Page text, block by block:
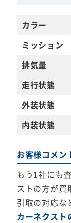
カラー
ミッション
排気量
走行状態
外装状態
内装状態
お客様コメン
もう1社にも
ストの方が買
引取の対応な
カーネクスト